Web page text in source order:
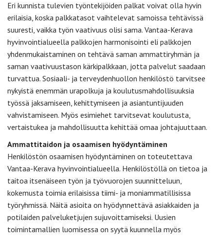
Eri kunnista tulevien työntekijöiden palkat voivat olla hyvin
erilaisia, koska palkkatasot vaihtelevat samoissa tehtävissä
suuresti, vaikka työn vaativuus olisi sama. Vantaa-Kerava
hyvinvointialueella palkkojen harmonisointi eli palkkojen
yhdenmukaistaminen on tehtävä saman ammattiryhmän ja
saman vaativuustason kärkipalkkaan, jotta palvelut saadaan
turvattua. Sosiaali- ja terveydenhuollon henkilöstö tarvitsee
nykyistä enemmän urapolkuja ja koulutusmahdollisuuksia
työssä jaksamiseen, kehittymiseen ja asiantuntijuuden
vahvistamiseen. Myös esimiehet tarvitsevat koulutusta,
vertaistukea ja mahdollisuutta kehittää omaa johtajuuttaan.
Ammattitaidon ja osaamisen hyödyntäminen
Henkilöstön osaamisen hyödyntäminen on toteutettava
Vantaa-Kerava hyvinvointialueella. Henkilöstöllä on tietoa ja
taitoa itsenäiseen työn ja työvuorojen suunnitteluun,
kokemusta toimia erilaisissa tiimi- ja moniammatillisissa
työryhmissä. Näitä asioita on hyödynnettävä asiakkaiden ja
potilaiden palveluketjujen sujuvoittamiseksi. Uusien
toimintamallien luomisessa on syytä kuunnella myös